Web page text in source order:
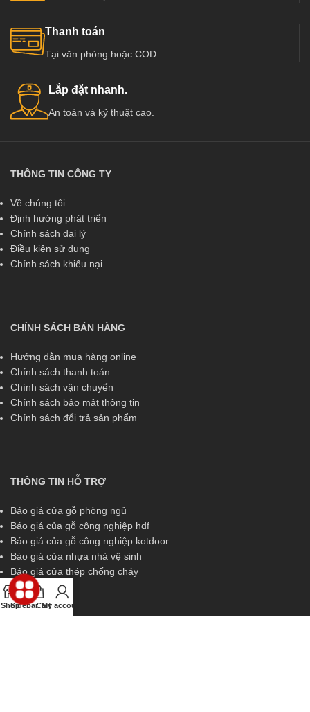
Thanh toán
Tại văn phòng hoặc COD
Lắp đặt nhanh.
An toàn và kỹ thuật cao.
THÔNG TIN CÔNG TY
Về chúng tôi
Định hướng phát triển
Chính sách đại lý
Điều kiện sử dụng
Chính sách khiếu nại
CHÍNH SÁCH BÁN HÀNG
Hướng dẫn mua hàng online
Chính sách thanh toán
Chính sách vận chuyển
Chính sách bảo mật thông tin
Chính sách đổi trả sản phẩm
THÔNG TIN HỖ TRỢ
Báo giá cửa gỗ phòng ngủ
Báo giá của gỗ công nghiệp hdf
Báo giá của gỗ công nghiệp kotdoor
Báo giá cửa nhựa nhà vệ sinh
Báo giá cửa thép chống cháy
ShopSidebarCart
My account